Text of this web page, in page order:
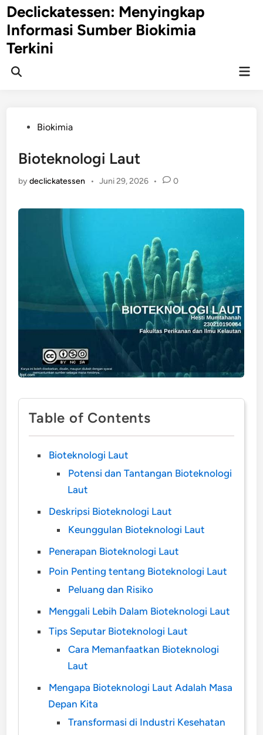
Skip
to
content
Declickatessen: Menyingkap
Informasi Sumber Biokimia
Terkini
Open
PostedBiokimia
Bioteknologi Laut
bydeclickatessen • Juni 29, 2026 • 0
Table of Contents
Bioteknologi Laut
Potensi dan Tantangan Bioteknologi
Laut
Deskripsi Bioteknologi Laut
Keunggulan Bioteknologi Laut
Penerapan Bioteknologi Laut
Poin Penting tentang Bioteknologi Laut
Peluang dan Risiko
Menggali Lebih Dalam Bioteknologi Laut
Tips Seputar Bioteknologi Laut
Cara Memanfaatkan Bioteknologi
Laut
Mengapa Bioteknologi Laut Adalah Masa
Depan Kita
Transformasi di Industri Kesehatan